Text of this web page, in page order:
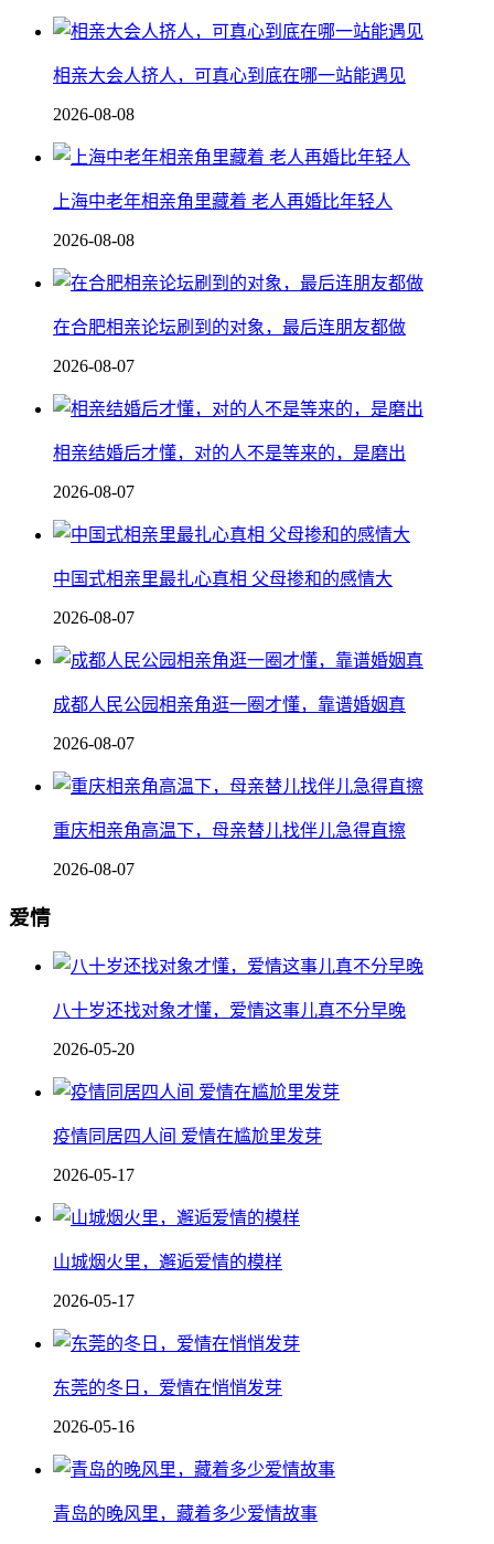
相亲大会人挤人，可真心到底在哪一站能遇见
2026-08-08
上海中老年相亲角里藏着 老人再婚比年轻人
2026-08-08
在合肥相亲论坛刷到的对象，最后连朋友都做
2026-08-07
相亲结婚后才懂，对的人不是等来的，是磨出
2026-08-07
中国式相亲里最扎心真相 父母掺和的感情大
2026-08-07
成都人民公园相亲角逛一圈才懂，靠谱婚姻真
2026-08-07
重庆相亲角高温下，母亲替儿找伴儿急得直擦
2026-08-07
爱情
八十岁还找对象才懂，爱情这事儿真不分早晚
2026-05-20
疫情同居四人间 爱情在尴尬里发芽
2026-05-17
山城烟火里，邂逅爱情的模样
2026-05-17
东莞的冬日，爱情在悄悄发芽
2026-05-16
青岛的晚风里，藏着多少爱情故事